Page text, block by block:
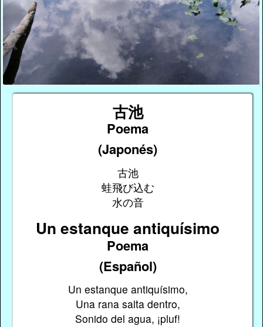
古池
Poema
(Japonés)
古池
蛙飛び込む
水の音
Un estanque antiquísimo
Poema
(Español)
Un estanque antiquísimo,
Una rana salta dentro,
Sonido del agua, ¡pluf!